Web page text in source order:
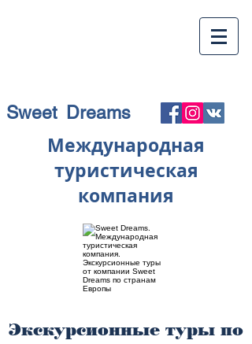
Sweet Dreams
Международная
туристическая
компания
Экскурсионные туры по